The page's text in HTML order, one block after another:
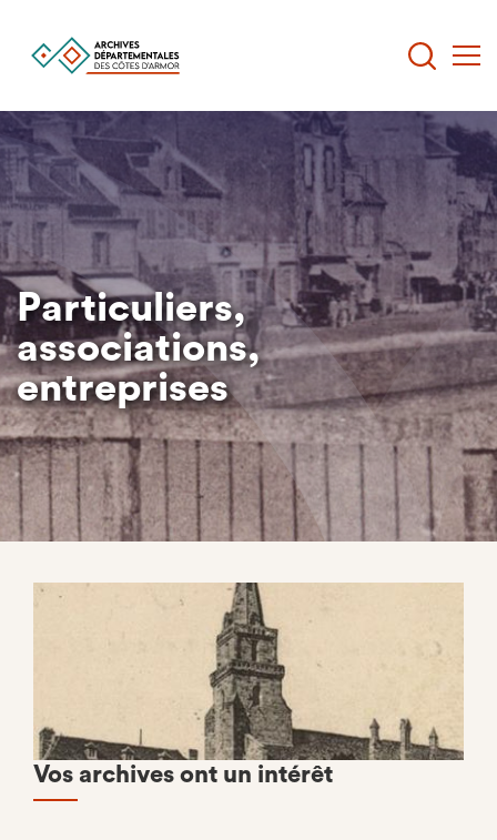
Aller
au
contenu
principal
Particuliers,
associations,
entreprises
Vos archives ont un intérêt